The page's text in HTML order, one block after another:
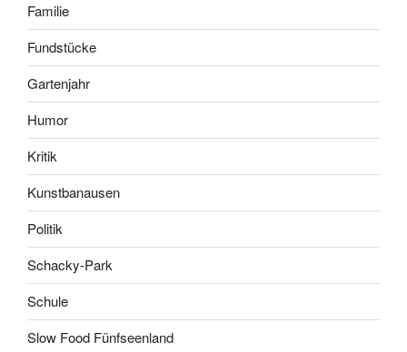
Familie
Fundstücke
Gartenjahr
Humor
Kritik
Kunstbanausen
Politik
Schacky-Park
Schule
Slow Food Fünfseenland